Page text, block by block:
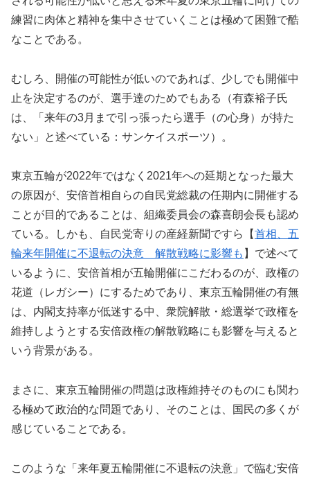
練習に肉体と精神を集中させていくことは極めて困難で酷
なことである。
むしろ、開催の可能性が低いのであれば、少しでも開催中
止を決定するのが、選手達のためでもある（有森裕子氏
は、「来年の3月まで引っ張ったら選手（の心身）が持た
ない」と述べている：サンケイスポーツ）。
東京五輪が2022年ではなく2021年への延期となった最大
の原因が、安倍首相自らの自民党総裁の任期内に開催する
ことが目的であることは、組織委員会の森喜朗会長も認め
ている。しかも、自民党寄りの産経新聞ですら【首相、五
輪来年開催に不退転の決意 解散戦略に影響も 】で述べて
いるように、安倍首相が五輪開催にこだわるのが、政権の
花道（レガシー）にするためであり、東京五輪開催の有無
は、内閣支持率が低迷する中、衆院解散・総選挙で政権を
維持しようとする安倍政権の解散戦略にも影響を与えると
いう背景がある。
まさに、東京五輪開催の問題は政権維持そのものにも関わ
る極めて政治的な問題であり、そのことは、国民の多くが
感じていることである。
このような「来年夏五輪開催に不退転の決意」で臨む安倍